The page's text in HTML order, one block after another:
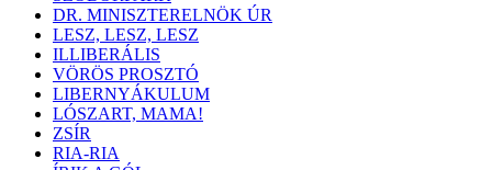
DR. MINISZTERELNÖK ÚR
LESZ, LESZ, LESZ
ILLIBERÁLIS
VÖRÖS PROSZTÓ
LIBERNYÁKULUM
LÓSZART, MAMA!
ZSÍR
RIA-RIA